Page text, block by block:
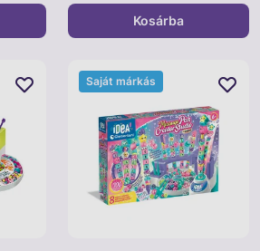
Kosárba
Saját márkás